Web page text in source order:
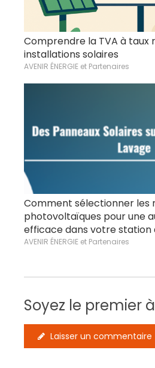
Comprendre la TVA à taux
installations solaires
AVENIR ÉNERGIE et Partenaires
Comment sélectionner les
photovoltaïques pour une
efficace dans votre station
AVENIR ÉNERGIE et Partenaires
Soyez le premier
Laisser un commentaire